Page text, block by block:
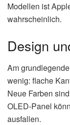
Modellen ist
wahrscheinlich.
Design
Am
wenig: flache
Neue Farben
OLED-Panel
ausfallen.